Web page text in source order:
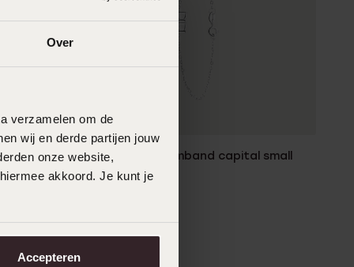
Over
verzamelen om de
wij en derde partijen jouw
onze website,
akkoord. Je kunt je
Accepteren
letters Zilveren naamarmband capital small
49 99